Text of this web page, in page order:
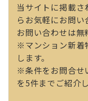
当サイトに掲載
らお気軽にお問い
お問い合わせは無
※マンション新着
します。
※条件をお問合せ
を5件までご紹介し